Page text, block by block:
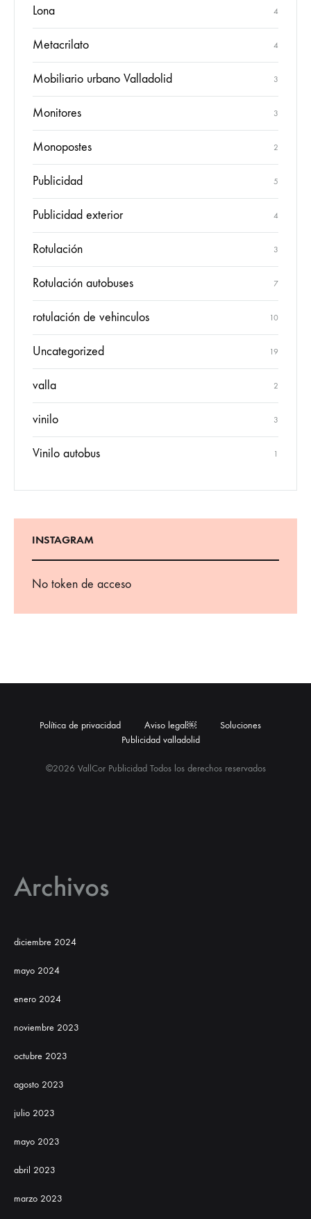
Lona 4
Metacrilato 4
Mobiliario urbano Valladolid 3
Monitores 3
Monopostes 2
Publicidad 5
Publicidad exterior 4
Rotulación 3
Rotulación autobuses 7
rotulación de vehinculos 10
Uncategorized 19
valla 2
vinilo 3
Vinilo autobus 1
INSTAGRAM
No token de acceso
©2026 VallCor Publicidad Todos los derechos reservados
Política de privacidad Aviso legal￼
Soluciones
Publicidad valladolid
Archivos
diciembre 2024
mayo 2024
enero 2024
noviembre 2023
octubre 2023
agosto 2023
julio 2023
mayo 2023
abril 2023
marzo 2023